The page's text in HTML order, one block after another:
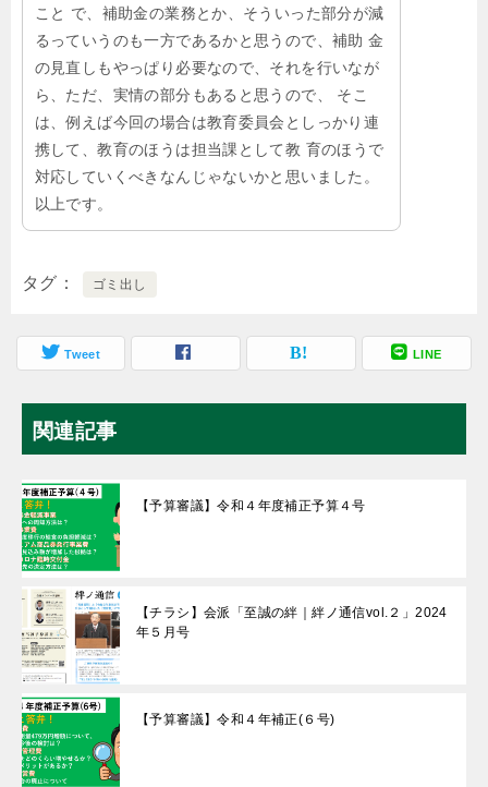
こと で、補助金の業務とか、そういった部分が減
るっていうのも一方であるかと思うので、補助 金
の見直しもやっぱり必要なので、それを行いなが
ら、ただ、実情の部分もあると思うので、 そこ
は、例えば今回の場合は教育委員会としっかり連
携して、教育のほうは担当課として教 育のほうで
対応していくべきなんじゃないかと思いました。
以上です。
タグ ゴミ出し
Tweet LINE
関連記事
【予算審議】令和４年度補正予算４号
【チラシ】会派「至誠の絆｜絆ノ通信vol.２」2024
年５月号
【予算審議】令和４年補正(６号)